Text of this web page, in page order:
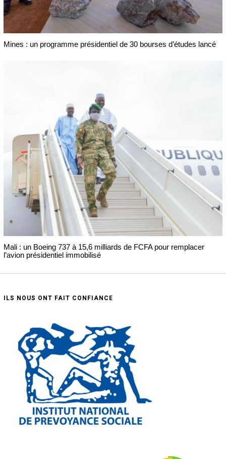
Mines : un programme présidentiel de 30 bourses d’études lancé
Mali : un Boeing 737 à 15,6 milliards de FCFA pour remplacer
l’avion présidentiel immobilisé
ILS NOUS ONT FAIT CONFIANCE